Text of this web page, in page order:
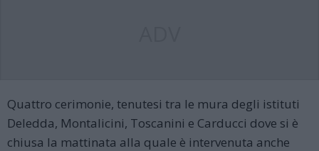
Quattro cerimonie, tenutesi tra le mura degli istituti
Deledda, Montalicini, Toscanini e Carducci dove si è
chiusa la mattinata alla quale è intervenuta anche